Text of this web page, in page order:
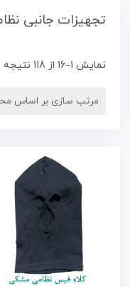
تجهیزات جانبی
نمایش 1–16 از 118 نتیجه